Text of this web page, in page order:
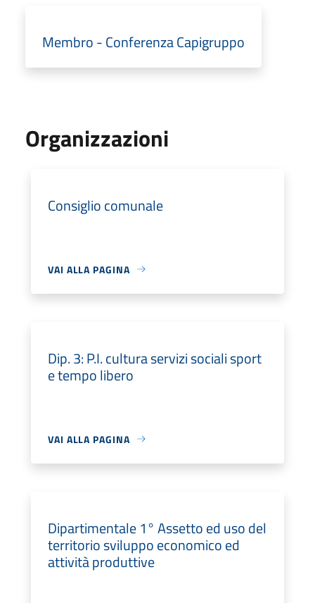
Membro - Conferenza Capigruppo
Organizzazioni
Consiglio comunale
VAI ALLA PAGINA
Dip. 3: P.I. cultura servizi sociali sport
e tempo libero
VAI ALLA PAGINA
Dipartimentale 1° Assetto ed uso del
territorio sviluppo economico ed
attività produttive